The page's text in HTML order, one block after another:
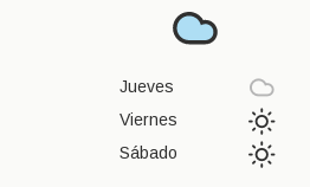
Jueves
Viernes
Sábado